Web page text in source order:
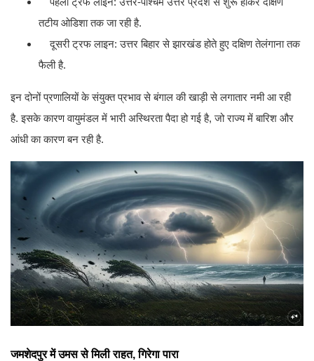
तटीय ओडिशा तक जा रही है.
दूसरी ट्रफ लाइन: उत्तर बिहार से झारखंड होते हुए दक्षिण तेलंगाना तक
फैली है.
इन दोनों प्रणालियों के संयुक्त प्रभाव से बंगाल की खाड़ी से लगातार नमी आ रही
है. इसके कारण वायुमंडल में भारी अस्थिरता पैदा हो गई है, जो राज्य में बारिश और
आंधी का कारण बन रही है.
जमशेदपुर में उमस से मिली राहत, गिरेगा पारा